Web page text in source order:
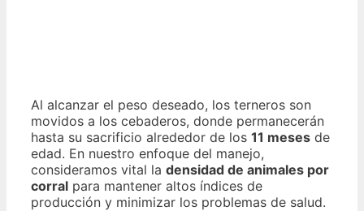
Al alcanzar el peso deseado, los terneros son
movidos a los cebaderos, donde permanecerán
hasta su sacrificio alrededor de los 11 meses de
edad. En nuestro enfoque del manejo,
consideramos vital la densidad de animales por
corral para mantener altos índices de
producción y minimizar los problemas de salud.